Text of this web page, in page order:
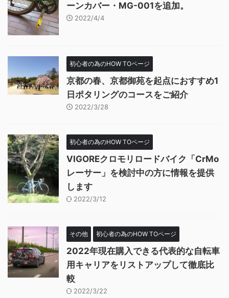
ーンカバー・MG-001を追加。
2022/4/4
初心者の為のHOW TOページ
京都の春、京都御苑を起点におすすめ1
日ポタリングのコースをご紹介
2022/3/28
初心者の為のHOW TOページ
VIGOREクロモリロードバイク「CrMo
レーサー」を検討中の方に情報を提供
します
2022/3/12
その他 初心者の為のHOW TOページ
2022年現在購入できる代表的な自転車
用キャリアをリストアップして徹底比
較
2022/3/22